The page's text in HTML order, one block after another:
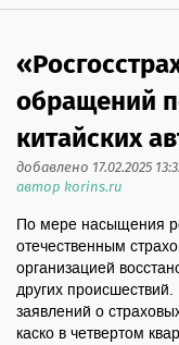
обращений
китайских
добавлено 17.02.2025
автор korins.ru
По мере насыщения
отечественным
организацией
других происшествий.
заявлений о
каско в четвертом